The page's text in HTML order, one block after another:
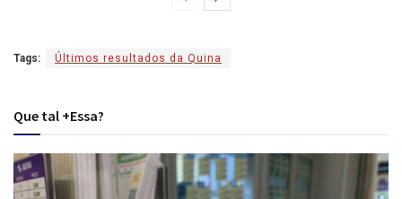
Tags: Últimos resultados da Quina
Que tal +Essa?